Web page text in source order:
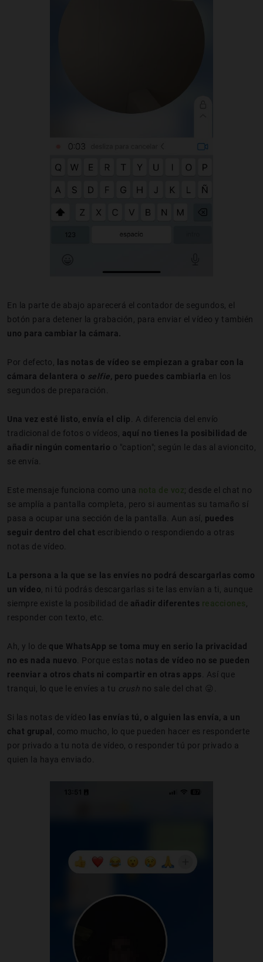
En la parte de abajo aparecerá el contador de segundos, el
botón para detener la grabación, para enviar el vídeo y también
uno para cambiar la cámara.
Por defecto,
las notas de vídeo se empiezan a grabar con la
cámara delantera o selfie , pero puedes cambiarla en los
segundos de preparación.
Una vez esté listo, envía el clip . A diferencia del envío
tradicional de fotos o vídeos, aquí no tienes la posibilidad de
añadir ningún comentario o "caption"; según le das al avioncito,
se envía.
Este mensaje funciona como una nota de voz; desde el chat no
se amplía a pantalla completa, pero si aumentas su tamaño sí
pasa a ocupar una sección de la pantalla. Aun así, puedes
seguir dentro del chat escribiendo o respondiendo a otras
notas de vídeo.
La persona a la que se las envíes no podrá descargarlas como
un vídeo , ni tú podrás descargarlas si te las envían a ti, aunque
siempre existe la posibilidad de añadir diferentes reacciones
responder con texto, etc.
Ah, y lo de que WhatsApp se toma muy en serio la privacidad
no es nada nuevo . Porque estas notas de vídeo no se pueden
reenviar a otros chats ni compartir en otras apps . Así que
tranqui, lo que le envíes a tu crush no sale del chat 😜.
Si las notas de vídeo
las envías tú, o alguien las envía, a un
chat grupal
, como mucho, lo que pueden hacer es responderte
por privado a tu nota de vídeo, o responder tú por privado a
quien la haya enviado.